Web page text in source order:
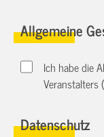
Allgemeine
Ich habe die
Veranstalters
Datenschutz